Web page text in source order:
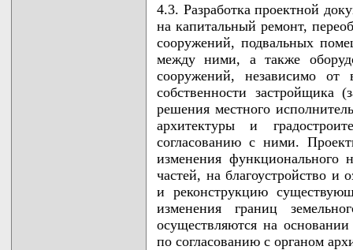
4.3. Разработка проектной
на капитальный ремонт,
сооружений, подвальных
между ними, а также
сооружений, независимо от
собственности застройщика
решения местного
архитектуры и
согласованию с ними.
изменения функционального
частей, на благоустройство и
и реконструкцию
изменения границ
осуществляются на
по согласованию с органом